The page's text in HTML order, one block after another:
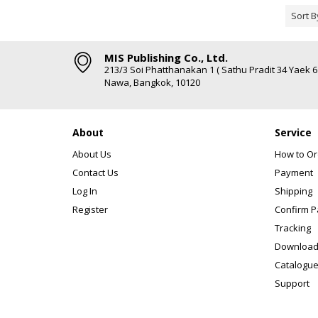
Sort
MIS Publishing Co., Ltd.
213/3 Soi Phatthanakan 1 ( Sathu Pradit 34 Yaek
Nawa, Bangkok, 10120
About
About Us
Contact Us
Log In
Register
Service
How to
Payment
Shipping
Confirm
Tracking
Support